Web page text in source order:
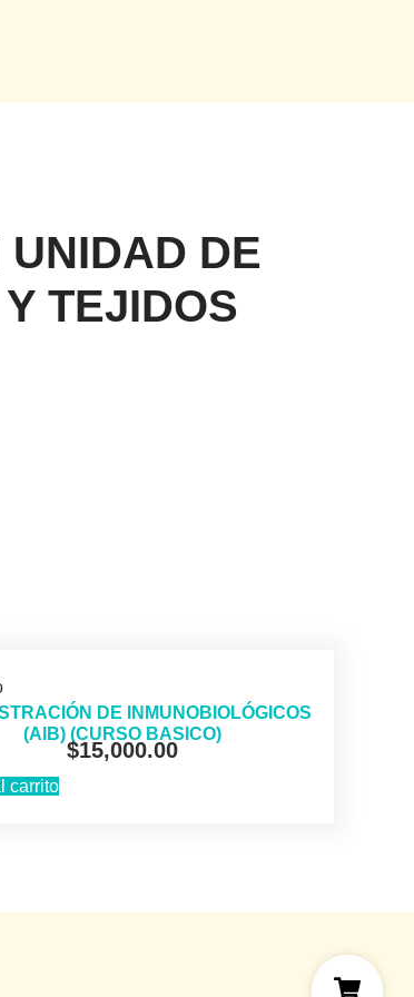
DE
TEJIDOS
DE INMUNOBIOLÓGICOS
(AlB) (CURSO BASICO)
$15,000.00
carrito